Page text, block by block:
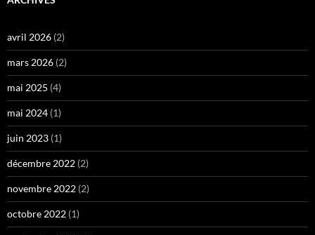
avril 2026 (2)
mars 2026 (2)
mai 2025 (4)
mai 2024 (1)
juin 2023 (1)
décembre 2022 (2)
novembre 2022 (2)
octobre 2022 (1)